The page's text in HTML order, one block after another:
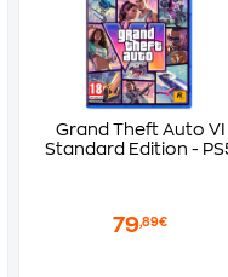
Grand Theft Auto VI
Standard Edition -
79,89€